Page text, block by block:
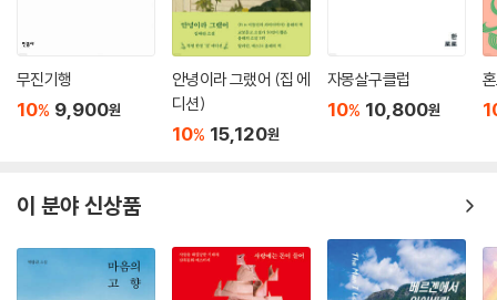
무진기행
10% 9,900원
안녕이라 그랬어 (집 에
디션)
10% 15,120원
자몽살구클럽
10% 10,800원
이 분야 신상품